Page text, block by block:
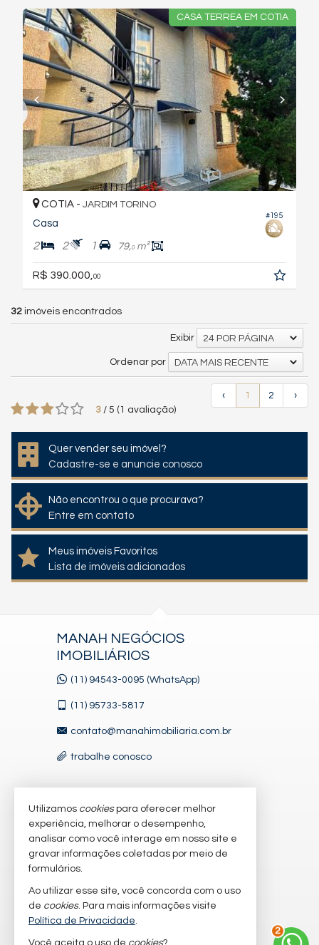
CASA TERREA EM COTIA
#195
COTIA - JARDIM TORINO
Casa
2 2 1 79,0m²
R$ 390.000, 00
32 imóveis encontrados
Exibir 24 POR PÁGINA
Ordenar por DATA MAIS RECENTE
‹ 1 2
›
3 / 5 (1 avaliação)
Quer vender seu imóvel?
Cadastre-se e anuncie conosco
Não encontrou o que procurava?
Entre em contato
Meus imóveis Favoritos
Lista de imóveis adicionados
MANAH NEGÓCIOS
IMOBILIÁRIOS
(11) 94543-0095 (WhatsApp)
(11) 95733-5817
contato@manahimobiliaria.com.br
trabalhe conosco
VEJA MAIS
receba nosso newsletter
imóveis favoritos
mapa de imóveis
3
Utilizamos cookiespara oferecer melhor
experiência, melhorar o desempenho,
analisar como você interage em nosso site e
gravar informações coletadas por meio de
formulários.
Ao utilizar esse site, você concorda com o uso
de cookies. Para mais informações visite
Política de Privacidade.
Você aceita o uso de cookies?